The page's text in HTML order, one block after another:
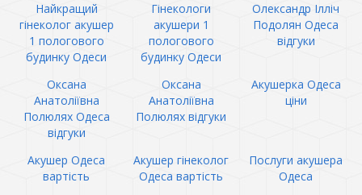
Найкращий
гінеколог акушер
1 пологового
будинку Одеси
Гінекологи
акушери 1
пологового
будинку Одеси
Олександр Ілліч
Подолян Одеса
відгуки
Оксана
Анатоліївна
Полюлях Одеса
відгуки
Оксана
Анатоліївна
Полюлях відгуки
Акушерка Одеса
ціни
Акушер Одеса
вартість
Акушер гінеколог
Одеса вартість
Послуги акушера
Одеса